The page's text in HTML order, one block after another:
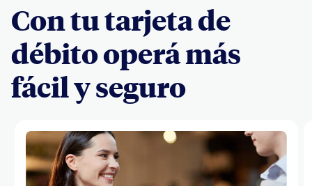
Con tu tarjeta de
débito operá más
fácil y seguro